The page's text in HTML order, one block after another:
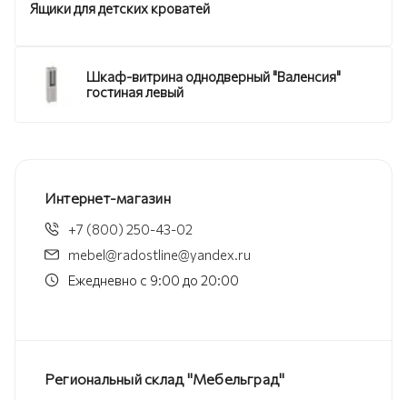
Ящики для детских кроватей
Шкаф-витрина однодверный "Валенсия"
гостиная левый
Интернет-магазин
+7 (800) 250-43-02
mebel@radostline@yandex.ru
Ежедневно с 9:00 до 20:00
Региональный склад "Мебельград"